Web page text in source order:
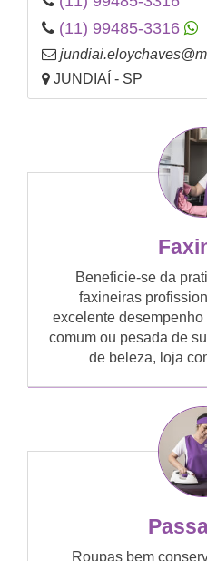
(11) 99485-3316
JUNDIAÍ - SP
Beneficie-se da
faxineiras
excelente
comum ou pesada de
de beleza, loja
Roupas bem